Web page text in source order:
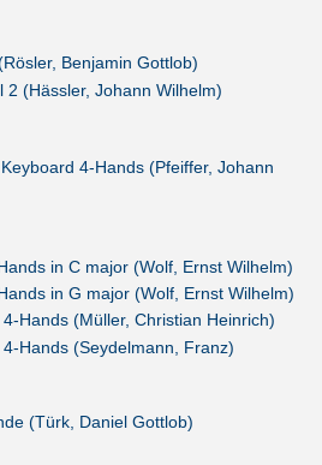
Benjamin Gottlob)
(Hässler, Johann Wilhelm)
4-Hands (Pfeiffer, Johann
in C major (Wolf, Ernst Wilhelm)
in G major (Wolf, Ernst Wilhelm)
Hands (Müller, Christian Heinrich)
Hands (Seydelmann, Franz)
(Türk, Daniel Gottlob)